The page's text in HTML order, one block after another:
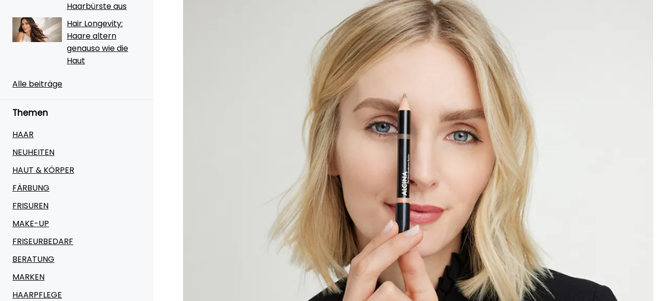
Haarbürste aus
Hair Longevity:
Haare altern
genauso wie die
Haut
Alle beiträge
Themen
HAAR
NEUHEITEN
HAUT & KÖRPER
FÄRBUNG
FRISUREN
MAKE-UP
FRISEURBEDARF
BERATUNG
MARKEN
HAARPFLEGE